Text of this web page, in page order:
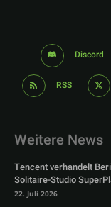
Discord
RSS
Weitere News
Tencent verhandelt
Solitaire-Studio
22. Juli 2026